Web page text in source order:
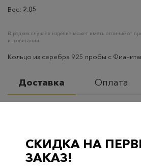
Вес: 2.05
В редких случаях изделие может иметь отличие от
и в описании
Кольцо из серебра 925 пробы с
Доставка Оплата
Курьерская доставка на дом или в
товар оплачен, в остальных случаях 300
СКИДКА НА
ЗАКАЗ!